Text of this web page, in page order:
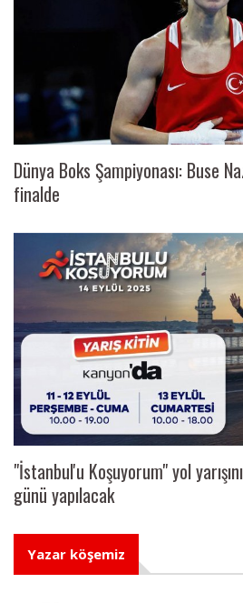
Dünya Boks Şampiyonası: Buse
finalde
"İstanbul'u Koşuyorum" yol
günü yapılacak
Yazar köşemiz